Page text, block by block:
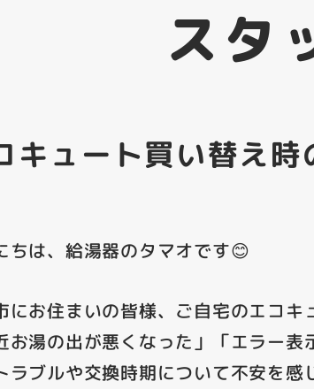
スタ
キュート買い替え時
ちは、給湯器のタマオです😊
にお住まいの皆様、ご自宅のエコキ
お湯の出が悪くなった」「エラー
ラブルや交換時期について不安を感